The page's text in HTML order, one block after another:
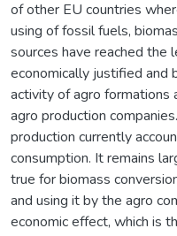
of other EU countries
using of fossil fuels,
sources have reached the
economically justified and
activity of agro formations
agro production
production currently
consumption. It remains
true for biomass
and using it by the agro
economic effect, which is